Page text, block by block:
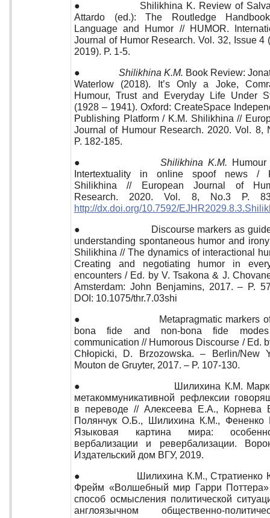
● Shilikhina K. Review of
Attardo (ed.): The Routledge
Language and Humor // HUMOR.
Journal of Humor Research. Vol. 32, Issue 4
2019). P. 1-5.
● Shilikhina K.M. Book Review:
Waterlow (2018). It’s Only a Joke,
Humour, Trust and Everyday Life Under
(1928 – 1941). Oxford: CreateSpace
Publishing Platform / K.M. Shilikhina //
Journal of Humour Research. 2020. Vol. 8,
P. 182-185.
● Shilikhina K.M. Humour
Intertextuality in online spoof news /
Shilikhina // European Journal of
Research. 2020. Vol. 8, No.3 P.
http://dx.doi.org/10.7592/
● Discourse markers as
understanding spontaneous humor and
Shilikhina // The dynamics of interactional
Creating and negotiating humor in
encounters / Ed. by V. Tsakona & J.
Amsterdam: John Benjamins, 2017. – P.
DOI: 10.1075/thr.7.03shi
● Metapragmatic markers of
bona fide and non-bona fide
communication // Humorous Discourse / Ed.
Chłopicki, D. Brzozowska. – Berlin/New
Mouton de Gruyter, 2017. – P. 107-130.
● Шилихина К.М.
метакоммуникативной рефлексии
в переводе // Алексеева Е.А., Корнева
Полянчук О.Б., Шилихина К.М., Фененко
Языковая картина мира:
вербализации и ревербализации.
Издательский дом ВГУ, 2019.
● Шилихина К.М., Стратиенко
Фрейм «Волшебный мир Гарри Поттера»
способ осмысления политической
англоязычном общественно-